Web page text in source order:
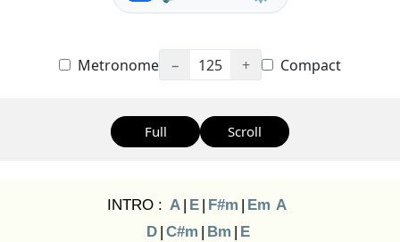
Metronome − 125 + Compact
Full Scroll
INTRO : A | E | F#m | Em A
D | C#m | Bm | E